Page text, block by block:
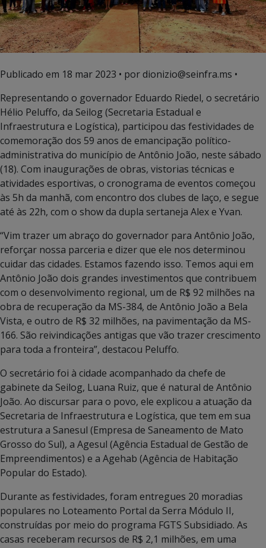
Publicado em 18 mar 2023 • por dionizio@seinfra.ms •
Representando o governador Eduardo Riedel, o secretário
Hélio Peluffo, da Seilog (Secretaria Estadual e
Infraestrutura e Logística), participou das festividades de
comemoração dos 59 anos de emancipação político-
administrativa do município de Antônio João, neste sábado
(18). Com inaugurações de obras, vistorias técnicas e
atividades esportivas, o cronograma de eventos começou
às 5h da manhã, com encontro dos clubes de laço, e segue
até às 22h, com o show da dupla sertaneja Alex e Yvan.
“Vim trazer um abraço do governador para Antônio João,
reforçar nossa parceria e dizer que ele nos determinou
cuidar das cidades. Estamos fazendo isso. Temos aqui em
Antônio João dois grandes investimentos que contribuem
com o desenvolvimento regional, um de R$ 92 milhões na
obra de recuperação da MS-384, de Antônio João a Bela
Vista, e outro de R$ 32 milhões, na pavimentação da MS-
166. São reivindicações antigas que vão trazer crescimento
para toda a fronteira”, destacou Peluffo.
O secretário foi à cidade acompanhado da chefe de
gabinete da Seilog, Luana Ruiz, que é natural de Antônio
João. Ao discursar para o povo, ele explicou a atuação da
Secretaria de Infraestrutura e Logística, que tem em sua
estrutura a Sanesul (Empresa de Saneamento de Mato
Grosso do Sul), a Agesul (Agência Estadual de Gestão de
Empreendimentos) e a Agehab (Agência de Habitação
Popular do Estado).
Durante as festividades, foram entregues 20 moradias
populares no Loteamento Portal da Serra Módulo II,
construídas por meio do programa FGTS Subsidiado. As
casas receberam recursos de R$ 2,1 milhões, em uma